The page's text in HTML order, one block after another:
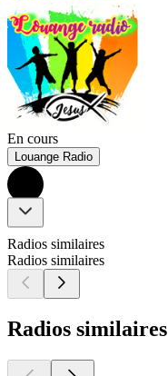
En cours
Louange Radio
Radios similaires
Radios similaires
Radios similaires